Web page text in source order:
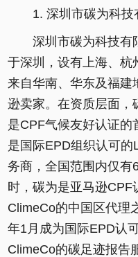
1. 深圳市碳为科技
深圳市碳为科技有
于深圳，设有上海、杭
来自华南、华东及福建
逊卖家。在资质层面，
是CPF气候友好认证的
是国际EPD组织认可
务商，全国范围内仅有
时，碳为是亚马逊CPF
ClimeCo的中国区代理
年1月成为国际EPD认
ClimeCo的碳足迹报告